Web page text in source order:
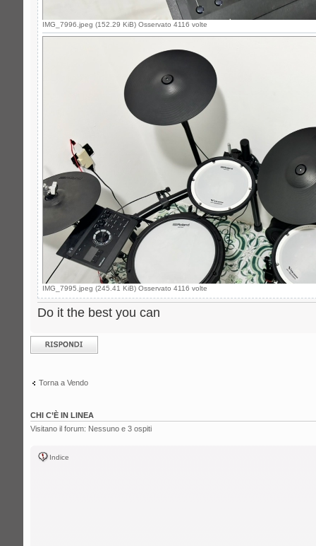
IMG_7996.jpeg (152.29 KiB) Osservato 4116 volte
IMG_7995.jpeg (245.41 KiB) Osservato 4116 volte
Do it the best you can
Rispondi al
messaggio
Torna a Vendo
CHI C’È IN LINEA
Visitano il forum: Nessuno e 3 ospiti
Indice